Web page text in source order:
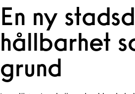
En ny
hållbarhet
grund